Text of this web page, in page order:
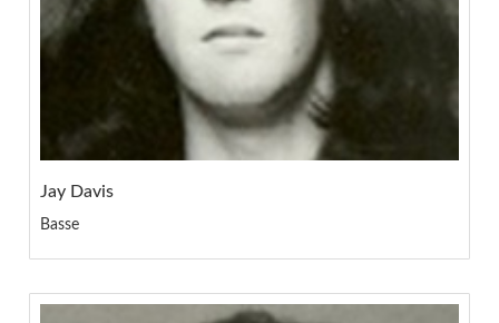
Jay Davis
Basse